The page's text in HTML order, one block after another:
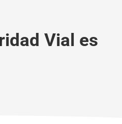
Vial es